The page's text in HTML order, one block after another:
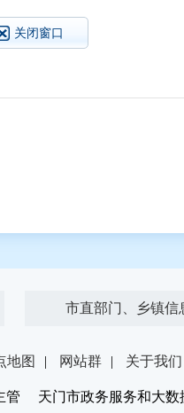
关闭窗口
市直部门、乡镇信
地图 | 网站群 | 关于我们
管 天门市政务服务和大数